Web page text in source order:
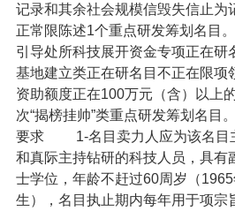
记录和其余社会规模信毁失信止为
正常限陈述1个重点研发筹划名目
引导处所科技展开资金专项正在研
基地建立类正在研名目不正在限项
资助额度正在100万元（含）以上
次“揭榜挂帅”类重点研发筹划名目。
要求
1-名目卖力人应为该名目
和真际主持钻研的科技人员，具有
士学位，年龄不赶过60周岁（
生），名目执止期内每年用于项宗